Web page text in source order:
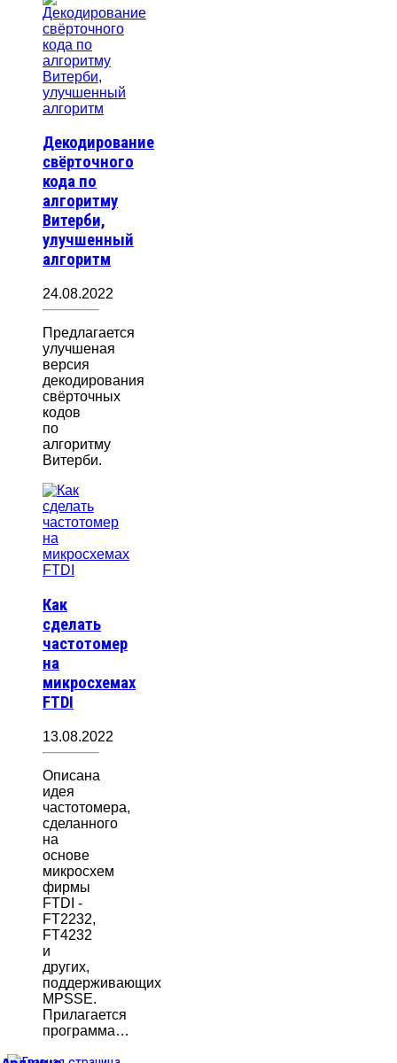
Декодирование
свёрточного
кода по
алгоритму
Витерби,
улучшенный
алгоритм
24.08.2022
Предлагается
улучшеная
версия
декодирования
свёрточных
кодов
по
алгоритму
Витерби.
Как
сделать
частотомер
на
микросхемах
FTDI
13.08.2022
Описана
идея
частотомера,
сделанного
на
основе
микросхем
фирмы
FTDI -
FT2232,
FT4232
и
других,
поддерживающих
MPSSE.
Прилагается
программа…